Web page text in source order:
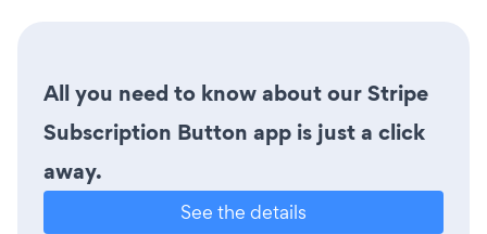
All you need to know about our Stripe
Subscription Button app is just a click
away.
See the details